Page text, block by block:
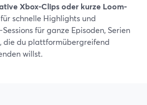
Xbox-Clips oder kurze Loom-
für schnelle Highlights und
für ganze Episoden, Serien
die du plattformübergreifend
willst.